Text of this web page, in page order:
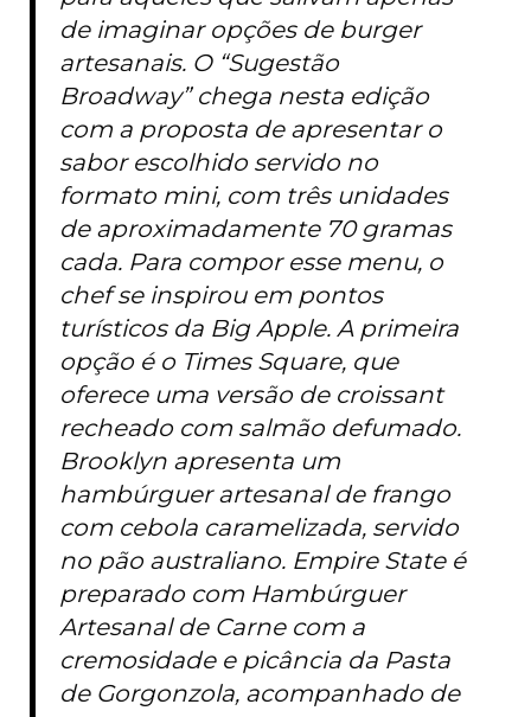
de imaginar opções de burger
artesanais. O “Sugestão
Broadway” chega nesta edição
com a proposta de apresentar o
sabor escolhido servido no
formato mini, com três unidades
de aproximadamente 70 gramas
cada. Para compor esse menu, o
chef se inspirou em pontos
turísticos da Big Apple. A primeira
opção é o Times Square, que
oferece uma versão de croissant
recheado com salmão defumado.
Brooklyn apresenta um
hambúrguer artesanal de frango
com cebola caramelizada, servido
no pão australiano. Empire State é
preparado com Hambúrguer
Artesanal de Carne com a
cremosidade e picância da Pasta
de Gorgonzola, acompanhado de